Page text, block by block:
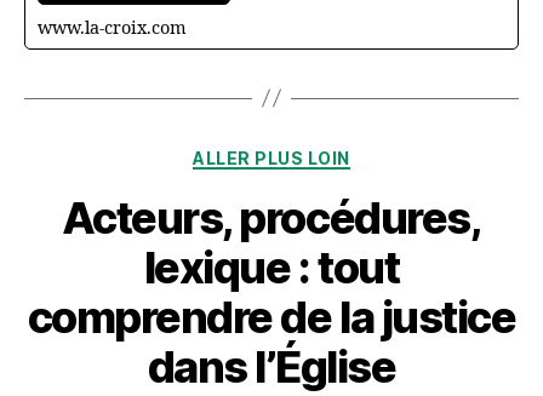
www.la-croix.com
Catégories
ALLER PLUS LOIN
Acteurs, procédures,
lexique : tout
comprendre de la justice
dans l’Église